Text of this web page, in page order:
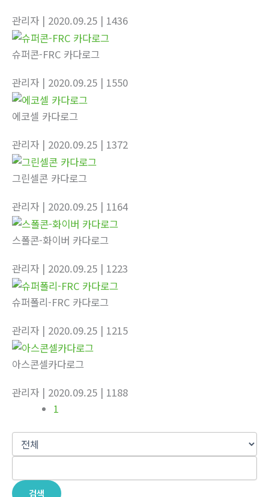
관리자 | 2020.09.25 | 1436
슈퍼콘-FRC 카다로그
관리자 | 2020.09.25 | 1550
에코셀 카다로그
관리자 | 2020.09.25 | 1372
그린셀콘 카다로그
관리자 | 2020.09.25 | 1164
스폴콘-화이버 카다로그
관리자 | 2020.09.25 | 1223
슈퍼폴리-FRC 카다로그
관리자 | 2020.09.25 | 1215
아스콘셀카다로그
관리자 | 2020.09.25 | 1188
1
검색